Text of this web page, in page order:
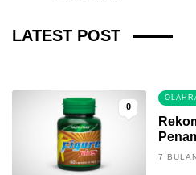
LATEST POST
3 BULAN LALU
0
7